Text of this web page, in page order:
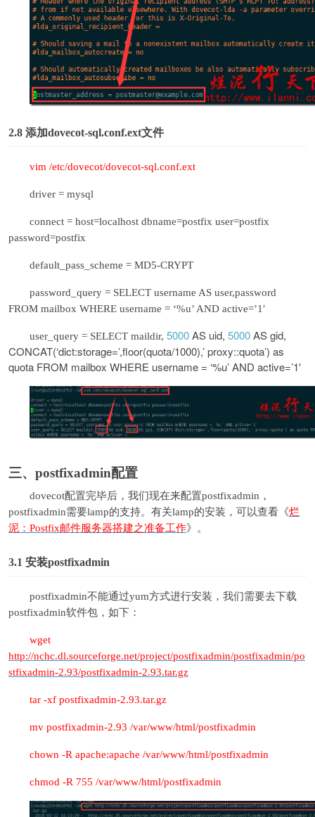
2.8 添加dovecot-sql.conf.ext文件
vim /etc/dovecot/dovecot-sql.conf.ext
driver = mysql
connect = host=localhost dbname=postfix user=postfix
password=postfix
default_pass_scheme = MD5-CRYPT
password_query = SELECT username AS user,password
FROM mailbox WHERE username = ‘%u’ AND active=’1′
user_query = SELECT maildir, 5000AS uid, 5000AS gid,
CONCAT(‘dict:storage=’,floor(quota/1000),’ proxy::quota’) as
quota FROM mailbox WHERE username = ‘%u’ AND active=’1′
三、postfixadmin配置
dovecot配置完毕后，我们现在来配置postfixadmin，
postfixadmin需要lamp的支持。有关lamp的安装，可以查看《烂
泥：Postfix邮件服务器搭建之准备工作》。
3.1 安装postfixadmin
postfixadmin不能通过yum方式进行安装，我们需要去下载
postfixadmin软件包，如下：
wget
http://nchc.dl.sourceforge.net/project/postfixadmin/postfixadmin/po
stfixadmin-2.93/postfixadmin-2.93.tar.gz
tar -xf postfixadmin-2.93.tar.gz
mv postfixadmin-2.93 /var/www/html/postfixadmin
chown -R apache:apache /var/www/html/postfixadmin
chmod -R 755 /var/www/html/postfixadmin